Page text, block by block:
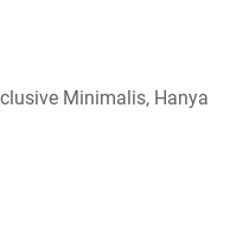
Minimalis, Hanya